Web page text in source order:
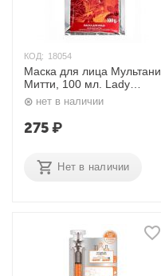
КОД: 18054
Маска для лица Мультани
Митти, 100 мл. Lady
Henna
нет в наличии
275₽
Нет в наличии